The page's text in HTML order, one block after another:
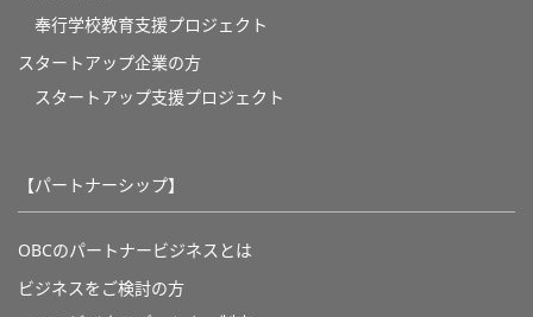
奉⾏学校教育⽀援プロジェクト
スタートアップ企業の方
スタートアップ支援プロジェクト
【パートナーシップ】
OBCのパートナービジネスとは
ビジネスをご検討の方